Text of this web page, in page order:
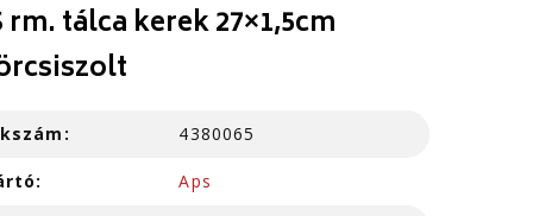
rm. tálca kerek 27×1,5cm
4380065
Aps